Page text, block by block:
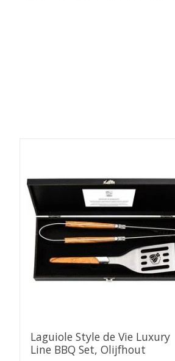
Laguiole Style de Vie Luxury
Line BBQ Set, Olijfhout